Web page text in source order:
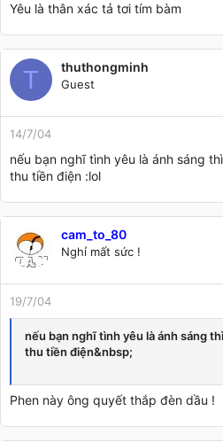
Yêu là thân xác tả tơi tím bàm
T thuthongminh
Guest
14/7/04
nếu bạn nghĩ tình yêu là ánh sáng
thu tiền điện :lol
cam_to_80
Nghỉ mất sức !
19/7/04
nếu bạn nghĩ tình yêu là ánh sáng
thu tiền điện&nbsp;
Phen này ông quyết thắp đèn dầu !